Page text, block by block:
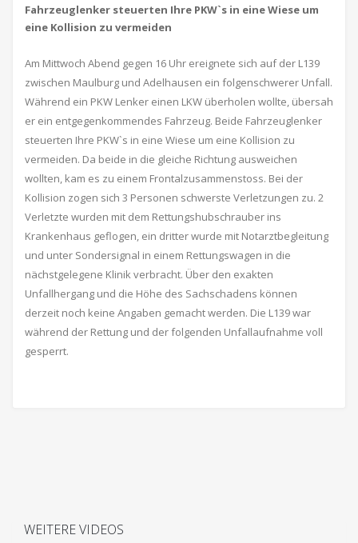
Fahrzeuglenker steuerten Ihre PKW`s in eine Wiese um
eine Kollision zu vermeiden
Am Mittwoch Abend gegen 16 Uhr ereignete sich auf der L139
zwischen Maulburg und Adelhausen ein folgenschwerer Unfall.
Während ein PKW Lenker einen LKW überholen wollte, übersah
er ein entgegenkommendes Fahrzeug. Beide Fahrzeuglenker
steuerten Ihre PKW`s in eine Wiese um eine Kollision zu
vermeiden. Da beide in die gleiche Richtung ausweichen
wollten, kam es zu einem Frontalzusammenstoss. Bei der
Kollision zogen sich 3 Personen schwerste Verletzungen zu. 2
Verletzte wurden mit dem Rettungshubschrauber ins
Krankenhaus geflogen, ein dritter wurde mit Notarztbegleitung
und unter Sondersignal in einem Rettungswagen in die
nächstgelegene Klinik verbracht. Über den exakten
Unfallhergang und die Höhe des Sachschadens können
derzeit noch keine Angaben gemacht werden. Die L139 war
während der Rettung und der folgenden Unfallaufnahme voll
gesperrt.
WEITERE VIDEOS